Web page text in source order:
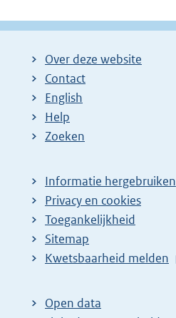
Over deze website
Contact
English
Help
Zoeken
Informatie hergebruiken
Privacy en cookies
Toegankelijkheid
Sitemap
E
t
Kwetsbaarheid melden
Open data